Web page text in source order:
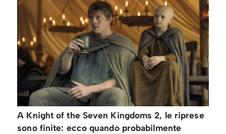
A Knight of the Seven Kingdoms 2, le riprese
sono finite: ecco quando probabilmente